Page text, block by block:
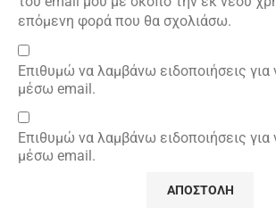
επόμενη φορά που θα σχολιάσω.
Επιθυμώ να λαμβάνω ειδοποιήσεις για
μέσω email.
Επιθυμώ να λαμβάνω ειδοποιήσεις για
μέσω email.